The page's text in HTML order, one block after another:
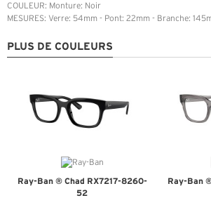
COULEUR: Monture: Noir
MESURES: Verre: 54mm - Pont: 22mm - Branche:
PLUS DE COULEURS
Ray-Ban ® Chad RX7217-8260-
52
Ray-Ban